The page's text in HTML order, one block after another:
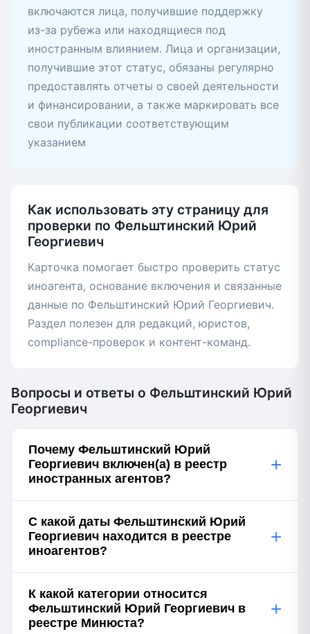
включаются лица, получившие поддержку
из-за рубежа или находящиеся под
иностранным влиянием. Лица и организации,
получившие этот статус, обязаны регулярно
предоставлять отчеты о своей деятельности
и финансировании, а также маркировать все
свои публикации соответствующим
указанием
Как использовать эту страницу для
проверки по Фельштинский Юрий
Георгиевич
Карточка помогает быстро проверить статус
иноагента, основание включения и связанные
данные по Фельштинский Юрий Георгиевич.
Раздел полезен для редакций, юристов,
compliance-проверок и контент-команд.
Вопросы и ответы о Фельштинский Юрий
Георгиевич
Почему Фельштинский Юрий
Георгиевич включен(а) в реестр
иностранных агентов?
+
С какой даты Фельштинский Юрий
Георгиевич находится в реестре
иноагентов?
+
К какой категории относится
Фельштинский Юрий Георгиевич в
реестре Минюста?
+